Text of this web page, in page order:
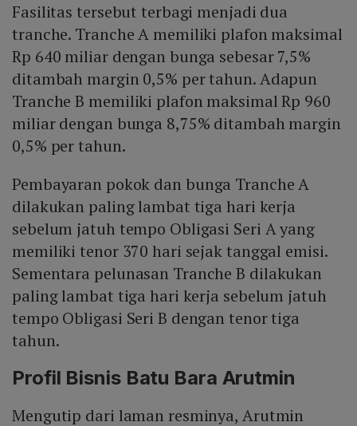
Fasilitas tersebut terbagi menjadi dua
tranche. Tranche A memiliki plafon maksimal
Rp 640 miliar dengan bunga sebesar 7,5%
ditambah margin 0,5% per tahun. Adapun
Tranche B memiliki plafon maksimal Rp 960
miliar dengan bunga 8,75% ditambah margin
0,5% per tahun.
Pembayaran pokok dan bunga Tranche A
dilakukan paling lambat tiga hari kerja
sebelum jatuh tempo Obligasi Seri A yang
memiliki tenor 370 hari sejak tanggal emisi.
Sementara pelunasan Tranche B dilakukan
paling lambat tiga hari kerja sebelum jatuh
tempo Obligasi Seri B dengan tenor tiga
tahun.
Profil Bisnis Batu Bara Arutmin
Mengutip dari laman resminya, Arutmin